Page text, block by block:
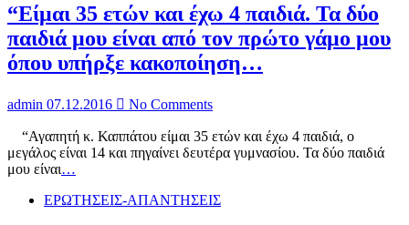
“Είμαι 35 ετών και έχω 4 παιδιά. Τα δύο
παιδιά μου είναι από τον πρώτο γάμο μου
όπου υπήρξε κακοποίηση…
admin 07.12.2016 No Comments
“Αγαπητή κ. Καππάτου είμαι 35 ετών και έχω 4 παιδιά, ο
μεγάλος είναι 14 και πηγαίνει δευτέρα γυμνασίου. Τα δύο παιδιά
μου είναι…
ΕΡΩΤΗΣΕΙΣ-ΑΠΑΝΤΗΣΕΙΣ